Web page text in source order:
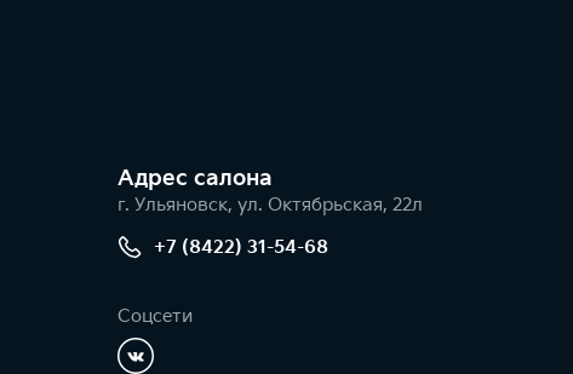
Адрес салонa
г. Ульяновск, ул. Октябрьская, 22л
+7 (8422) 31-54-68
Соцсети